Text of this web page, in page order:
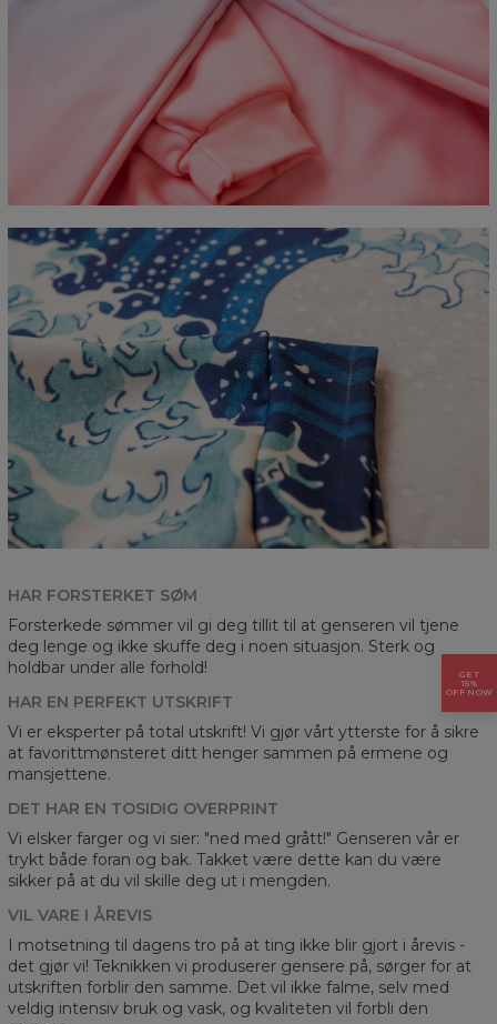
HAR FORSTERKET SØM
Forsterkede sømmer vil gi deg tillit til at genseren vil tjene
deg lenge og ikke skuffe deg i noen situasjon. Sterk og
holdbar under alle forhold!
HAR EN PERFEKT UTSKRIFT
Vi er eksperter på total utskrift! Vi gjør vårt ytterste for å sikre
at favorittmønsteret ditt henger sammen på ermene og
mansjettene.
DET HAR EN TOSIDIG OVERPRINT
Vi elsker farger og vi sier: "ned med grått!" Genseren vår er
trykt både foran og bak. Takket være dette kan du være
sikker på at du vil skille deg ut i mengden.
VIL VARE I ÅREVIS
I motsetning til dagens tro på at ting ikke blir gjort i årevis -
det gjør vi! Teknikken vi produserer gensere på, sørger for at
utskriften forblir den samme. Det vil ikke falme, selv med
veldig intensiv bruk og vask, og kvaliteten vil forbli den
GET
15%
OFF NOW